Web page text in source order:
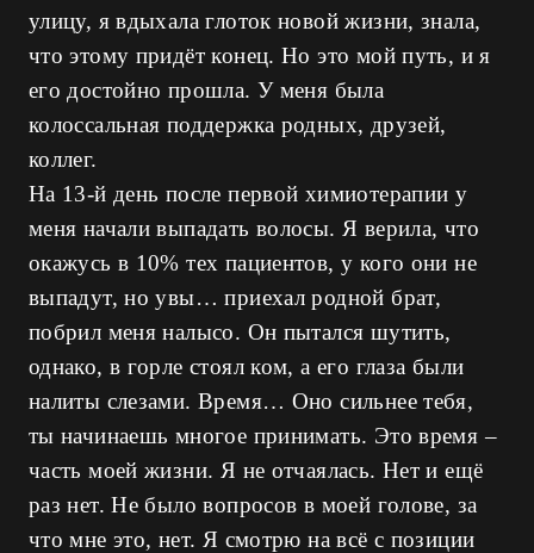
улицу, я вдыхала глоток новой жизни, знала,
что этому придёт конец. Но это мой путь, и я
его достойно прошла. У меня была
колоссальная поддержка родных, друзей,
коллег.
На 13-й день после первой химиотерапии у
меня начали выпадать волосы. Я верила, что
окажусь в 10% тех пациентов, у кого они не
выпадут, но увы… приехал родной брат,
побрил меня налысо. Он пытался шутить,
однако, в горле стоял ком, а его глаза были
налиты слезами. Время… Оно сильнее тебя,
ты начинаешь многое принимать. Это время –
часть моей жизни. Я не отчаялась. Нет и ещё
раз нет. Не было вопросов в моей голове, за
что мне это, нет. Я смотрю на всё с позиции